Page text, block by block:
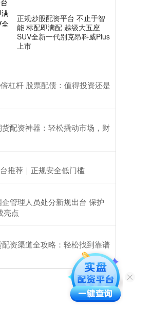
正规炒股配资平台 不止于智
能 标配即满配 越级大五座
SUV全新一代别克昂科威Plus
上市
杠杆 股票配债：值得投资还是
配资神器：轻松撬动市场，财
推荐｜正规安全低门槛
管理人员处分新规出台 保护
亮点
资渠道全攻略：轻松找到靠谱